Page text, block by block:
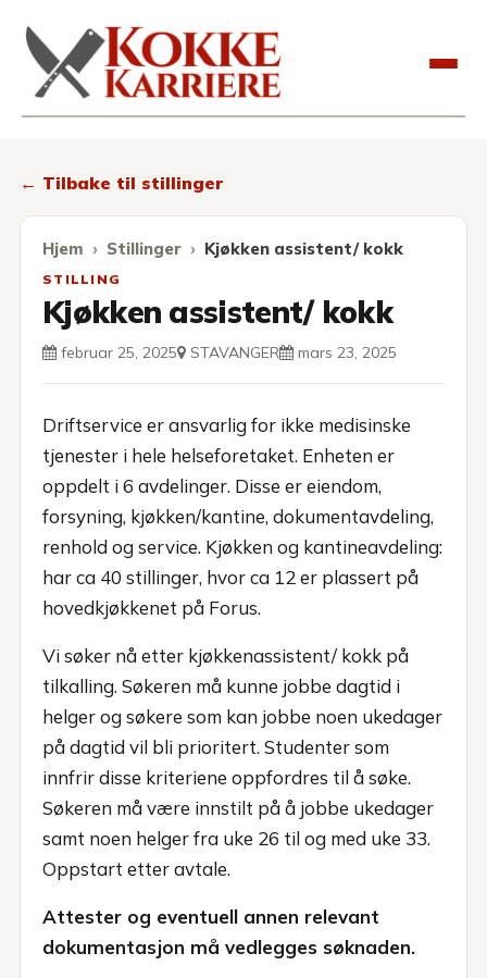
Kokkekarriere
← Tilbake til stillinger
Hjem Stillinger Kjøkken assistent/ kokk
STILLING
Kjøkken assistent/ kokk
februar 25, 2025 STAVANGER mars 23, 2025
Driftservice er ansvarlig for ikke medisinske
tjenester i hele helseforetaket. Enheten er
oppdelt i 6 avdelinger. Disse er eiendom,
forsyning, kjøkken/kantine, dokumentavdeling,
renhold og service. Kjøkken og kantineavdeling:
har ca 40 stillinger, hvor ca 12 er plassert på
hovedkjøkkenet på Forus.
Vi søker nå etter kjøkkenassistent/ kokk på
tilkalling. Søkeren må kunne jobbe dagtid i
helger og søkere som kan jobbe noen ukedager
på dagtid vil bli prioritert. Studenter som
innfrir disse kriteriene oppfordres til å søke.
Søkeren må være innstilt på å jobbe ukedager
samt noen helger fra uke 26 til og med uke 33.
Oppstart etter avtale.
Attester og eventuell annen relevant
dokumentasjon må vedlegges søknaden.